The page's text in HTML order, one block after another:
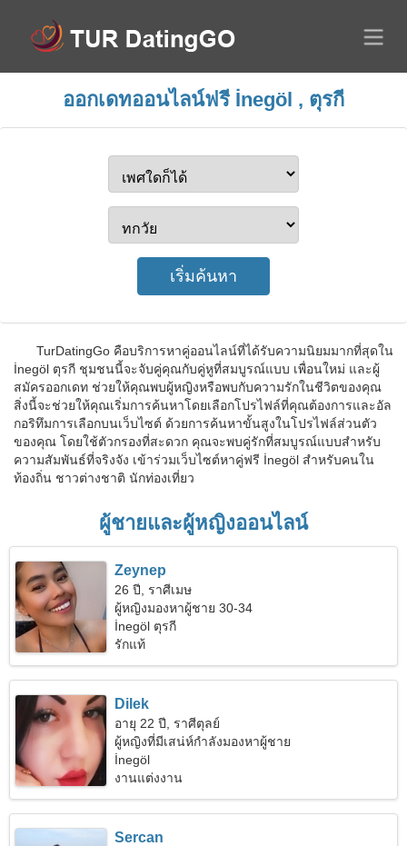
ออกเดทออนไลน์ฟรี İnegöl , ตุรกี
TurDatingGo คือบริการหาคู่ออนไลน์ที่ได้รับความนิยมมากที่สุดใน
İnegöl ตุรกี ชุมชนนี้จะจับคู่คุณกับคู่หูที่สมบูรณ์แบบ เพื่อนใหม่ และผู้
สมัครออกเดท ช่วยให้คุณพบผู้หญิงหรือพบกับความรักในชีวิตของคุณ
สิ่งนี้จะช่วยให้คุณเริ่มการค้นหาโดยเลือกโปรไฟล์ที่คุณต้องการและอัล
กอริทึมการเลือกบนเว็บไซต์ ด้วยการค้นหาขั้นสูงในโปรไฟล์ส่วนตัว
ของคุณ โดยใช้ตัวกรองที่สะดวก คุณจะพบคู่รักที่สมบูรณ์แบบสำหรับ
ความสัมพันธ์ที่จริงจัง เข้าร่วมเว็บไซต์หาคู่ฟรี İnegöl สำหรับคนใน
ท้องถิ่น ชาวต่างชาติ นักท่องเที่ยว
ผู้ชายและผู้หญิงออนไลน์
Zeynep
26 ปี, ราศีเมษ
ผู้หญิงมองหาผู้ชาย 30-34
İnegöl ตุรกี
รักแท้
Dilek
อายุ 22 ปี, ราศีตุลย์
ผู้หญิงที่มีเสน่ห์กำลังมองหาผู้ชาย
İnegöl
งานแต่งงาน
Sercan